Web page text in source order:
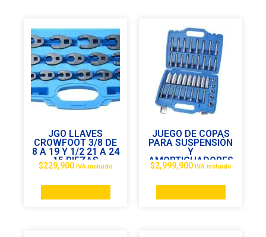
JGO LLAVES
CROWFOOT 3/8 DE
8 A 19 Y 1/2 21 A 24
15 PIEZAS
$229,900 IVA incluído
JUEGO DE COPAS
PARA SUSPENSIÓN
Y
AMORTIGUADORES
$2,999,900 IVA incluído